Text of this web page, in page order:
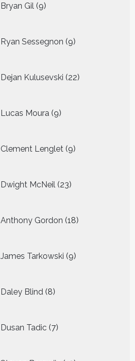
Bryan Gil 9
producten
Ryan Sessegnon 9
producten
Dejan Kulusevski 22
producten
Lucas Moura 9
producten
Clement Lenglet 9
producten
Dwight McNeil 23
producten
Anthony Gordon 18
producten
James Tarkowski 9
producten
Daley Blind 8
producten
Dusan Tadic 7
producten